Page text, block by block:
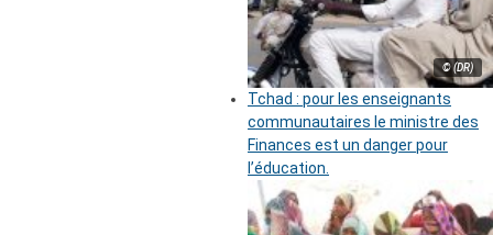
© (DR)
Tchad : pour les enseignants
communautaires le ministre des
Finances est un danger pour
l’éducation.